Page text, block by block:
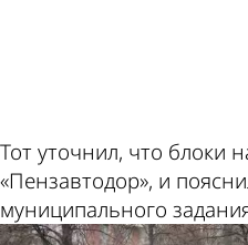
Тот уточнил, что блоки
«Пензавтодор», и
муниципального